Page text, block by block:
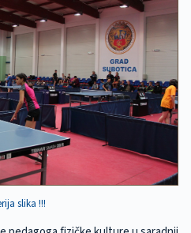
slika !!!